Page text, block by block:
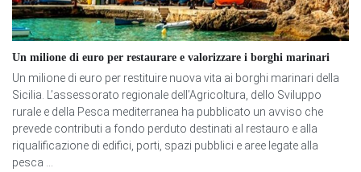
Un milione di euro per restaurare e valorizzare i borghi marinari
Un milione di euro per restituire nuova vita ai borghi marinari della
Sicilia. L’assessorato regionale dell’Agricoltura, dello Sviluppo
rurale e della Pesca mediterranea ha pubblicato un avviso che
prevede contributi a fondo perduto destinati al restauro e alla
riqualificazione di edifici, porti, spazi pubblici e aree legate alla
pesca ...